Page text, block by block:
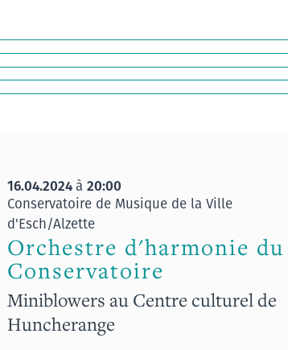
16.04.2024à 20:00
Conservatoire de Musique de la Ville
d'Esch/Alzette
Orchestre d'harmonie du
Conservatoire
Miniblowers au Centre culturel de
Huncherange